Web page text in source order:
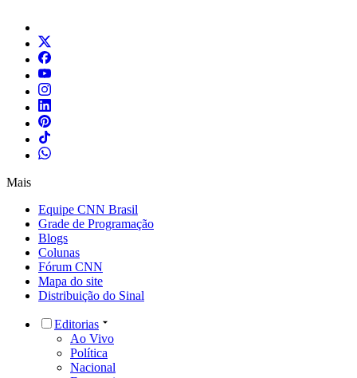
Mais
Equipe CNN Brasil
Grade de Programação
Blogs
Colunas
Fórum CNN
Mapa do site
Distribuição do Sinal
Editorias
Ao Vivo
Política
Nacional